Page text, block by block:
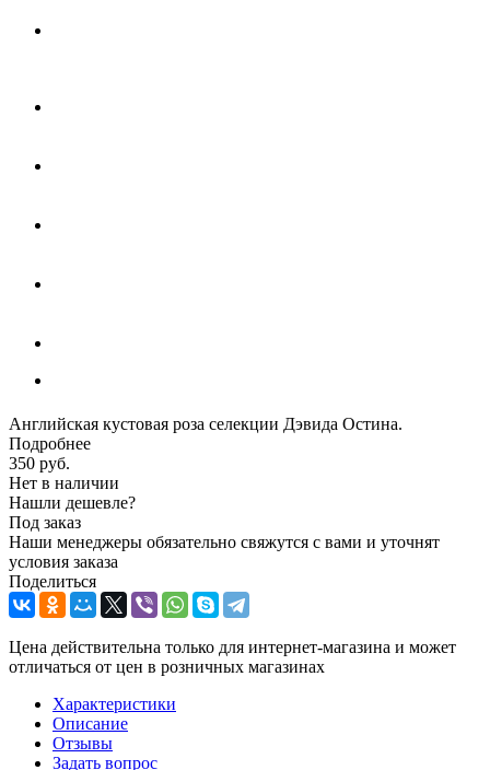
Английская кустовая роза селекции Дэвида Остина.
Подробнее
350 руб.
Нет в наличии
Нашли дешевле?
Под заказ
Наши менеджеры обязательно свяжутся с вами и уточнят
условия заказа
Поделиться
Цена действительна только для интернет-магазина и может
отличаться от цен в розничных магазинах
Характеристики
Описание
Отзывы
Задать вопрос